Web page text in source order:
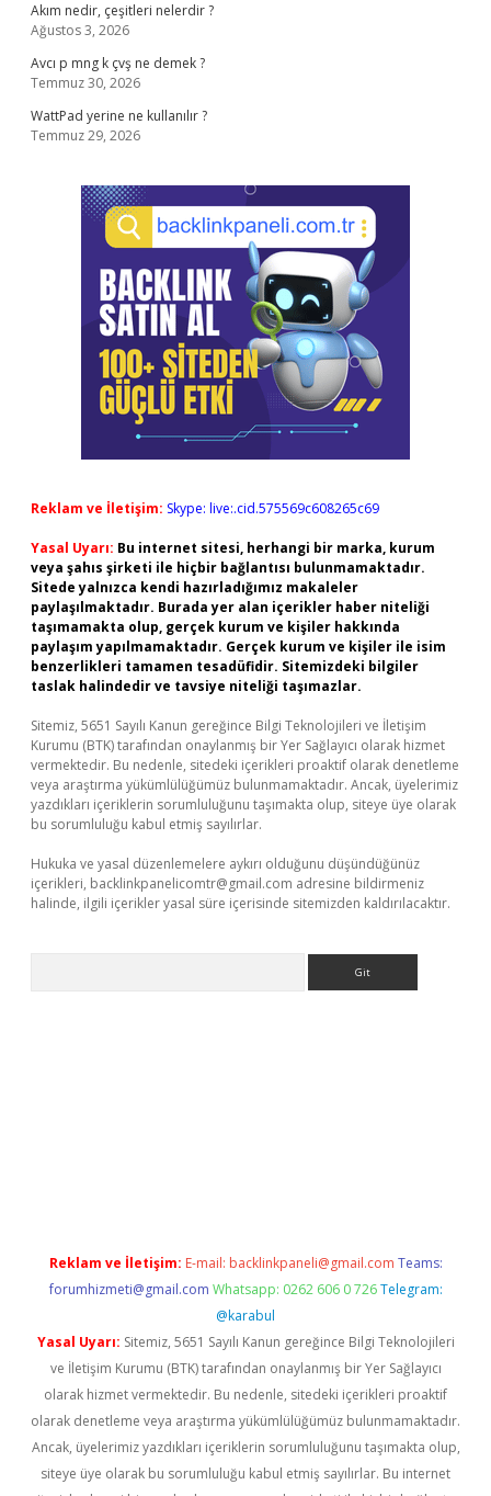
Akım nedir, çeşitleri nelerdir ?
Ağustos 3, 2026
Avcı p mng k çvş ne demek ?
Temmuz 30, 2026
WattPad yerine ne kullanılır ?
Temmuz 29, 2026
Reklam ve İletişim: Skype: live:.cid.575569c608265c69
Yasal Uyarı: Bu internet sitesi, herhangi bir marka, kurum
veya şahıs şirketi ile hiçbir bağlantısı bulunmamaktadır.
Sitede yalnızca kendi hazırladığımız makaleler
paylaşılmaktadır. Burada yer alan içerikler haber niteliği
taşımamakta olup, gerçek kurum ve kişiler hakkında
paylaşım yapılmamaktadır. Gerçek kurum ve kişiler ile isim
benzerlikleri tamamen tesadüfidir. Sitemizdeki bilgiler
taslak halindedir ve tavsiye niteliği taşımazlar.
Sitemiz, 5651 Sayılı Kanun gereğince Bilgi Teknolojileri ve İletişim
Kurumu (BTK) tarafından onaylanmış bir Yer Sağlayıcı olarak hizmet
vermektedir. Bu nedenle, sitedeki içerikleri proaktif olarak denetleme
veya araştırma yükümlülüğümüz bulunmamaktadır. Ancak, üyelerimiz
yazdıkları içeriklerin sorumluluğunu taşımakta olup, siteye üye olarak
bu sorumluluğu kabul etmiş sayılırlar.
Hukuka ve yasal düzenlemelere aykırı olduğunu düşündüğünüz
içerikleri, backlinkpanelicomtr@gmail.com adresine bildirmeniz
halinde, ilgili içerikler yasal süre içerisinde sitemizden kaldırılacaktır.
Reklam ve İletişim: E-mail: backlinkpaneli@gmail.com Teams:
forumhizmeti@gmail.com Whatsapp: 0262 606 0 726 Telegram:
@karabul
Yasal Uyarı: Sitemiz, 5651 Sayılı Kanun gereğince Bilgi Teknolojileri
ve İletişim Kurumu (BTK) tarafından onaylanmış bir Yer Sağlayıcı
olarak hizmet vermektedir. Bu nedenle, sitedeki içerikleri proaktif
olarak denetleme veya araştırma yükümlülüğümüz bulunmamaktadır.
Ancak, üyelerimiz yazdıkları içeriklerin sorumluluğunu taşımakta olup,
siteye üye olarak bu sorumluluğu kabul etmiş sayılırlar. Bu internet